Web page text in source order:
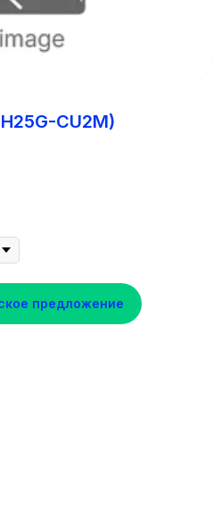
CU2M)
предложение